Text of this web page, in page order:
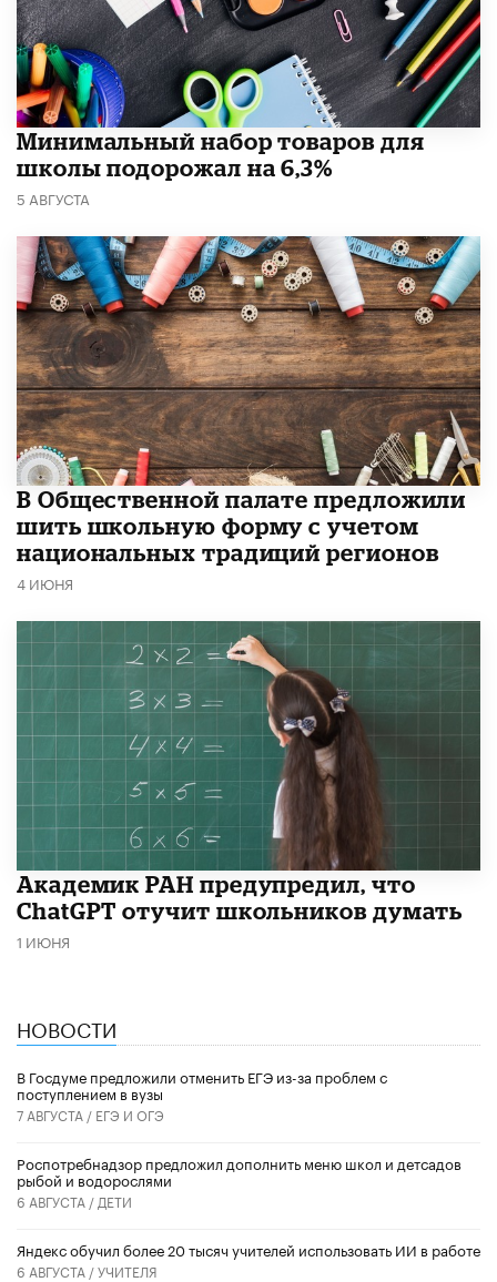
Минимальный набор товаров для
школы подорожал на 6,3%
5 АВГУСТА
В Общественной палате предложили
шить школьную форму с учетом
национальных традиций регионов
4 ИЮНЯ
Академик РАН предупредил, что
ChatGPT отучит школьников думать
1 ИЮНЯ
НОВОСТИ
В Госдуме предложили отменить ЕГЭ из-за проблем с
поступлением в вузы
7 АВГУСТА / ЕГЭ И ОГЭ
Роспотребнадзор предложил дополнить меню школ и детсадов
рыбой и водорослями
6 АВГУСТА / ДЕТИ
​Яндекс обучил более 20 тысяч учителей использовать ИИ в работе
6 АВГУСТА /УЧИТЕЛЯ